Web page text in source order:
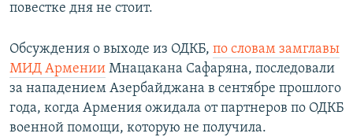
повестке дня не стоит.
Обсуждения о выходе из ОДКБ, по словам замглавы
МИД Армении Мнацакана Сафаряна, последовали
за нападением Азербайджана в сентябре прошлого
года, когда Армения ожидала от партнеров по ОДКБ
военной помощи, которую не получила.